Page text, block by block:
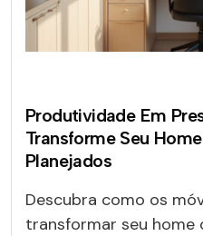
Produtividade Em
Transforme Seu
Planejados
Descubra como os
transformar seu home